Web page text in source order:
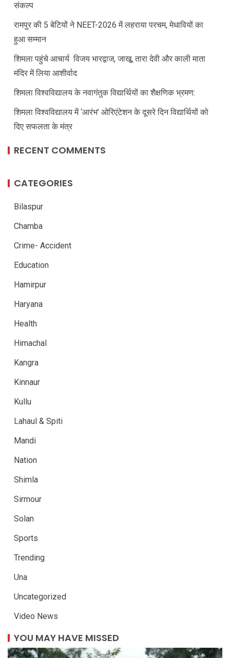
संकल्प
रामपुर की 5 बेटियों ने NEET-2026 में लहराया परचम, मेधावियों का
हुआ सम्मान
शिमला पहुंचे आचार्य विजय भारद्वाज, जाखू, तारा देवी और काली माता
मंदिर में लिया आशीर्वाद
शिमला विश्वविद्यालय के नवागंतुक विद्यार्थियों का शैक्षणिक भ्रमण:
शिमला विश्वविद्यालय में ‘आरंभ’ ओरिएंटेशन के दूसरे दिन विद्यार्थियों को
दिए सफलता के मंत्र
RECENT COMMENTS
CATEGORIES
Bilaspur
Chamba
Crime- Accident
Education
Hamirpur
Haryana
Health
Himachal
Kangra
Kinnaur
Kullu
Lahaul & Spiti
Mandi
Nation
Shimla
Sirmour
Solan
Sports
Trending
Una
Uncategorized
Video News
YOU MAY HAVE MISSED